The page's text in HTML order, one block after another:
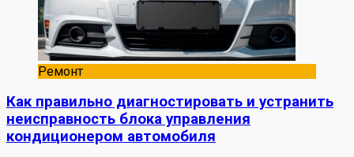
Ремонт
Как правильно диагностировать и устранить
неисправность блока управления
кондиционером автомобиля